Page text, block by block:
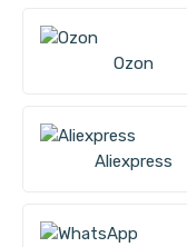
Ozon
Aliexpress